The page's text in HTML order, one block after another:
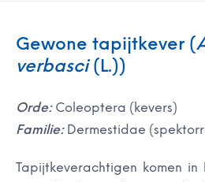
Gewone tapijtkever (
verbasci(L.))
Orde:Coleoptera (kevers)
Familie:Dermestidae
Tapijtkeverachtigen komen